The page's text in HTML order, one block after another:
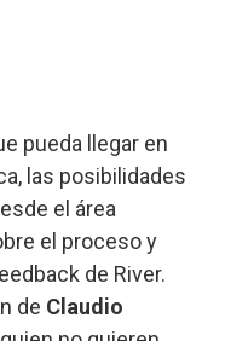
pueda llegar en
las posibilidades
el área
el proceso y
de River.
de Claudio